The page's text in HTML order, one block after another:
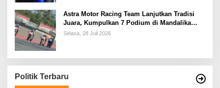
Astra Motor Racing Team Lanjutkan Tradisi
Juara, Kumpulkan 7 Podium di Mandalika
Racing Series Putaran ke 3
Selasa, 28 Juli 2026
Politik Terbaru